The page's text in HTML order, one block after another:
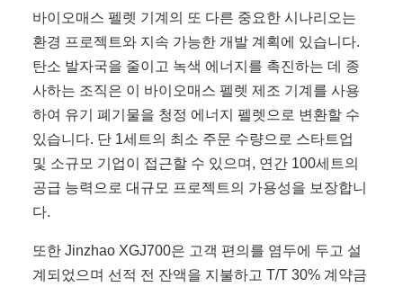
바이오매스 펠렛 기계의 또 다른 중요한 시나리오는
환경 프로젝트와 지속 가능한 개발 계획에 있습니다.
탄소 발자국을 줄이고 녹색 에너지를 촉진하는 데 종
사하는 조직은 이 바이오매스 펠렛 제조 기계를 사용
하여 유기 폐기물을 청정 에너지 펠렛으로 변환할 수
있습니다. 단 1세트의 최소 주문 수량으로 스타트업
및 소규모 기업이 접근할 수 있으며, 연간 100세트의
공급 능력으로 대규모 프로젝트의 가용성을 보장합니
다.
또한 Jinzhao XGJ700은 고객 편의를 염두에 두고 설
계되었으며 선적 전 잔액을 지불하고 T/T 30% 계약금